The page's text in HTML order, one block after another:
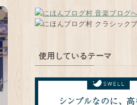
使用しているテーマ